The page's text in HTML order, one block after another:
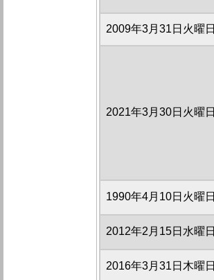
2009年3月31日火曜日
2021年3月30日火曜日
1990年4月10日火曜日
2012年2月15日水曜日
2016年3月31日木曜日